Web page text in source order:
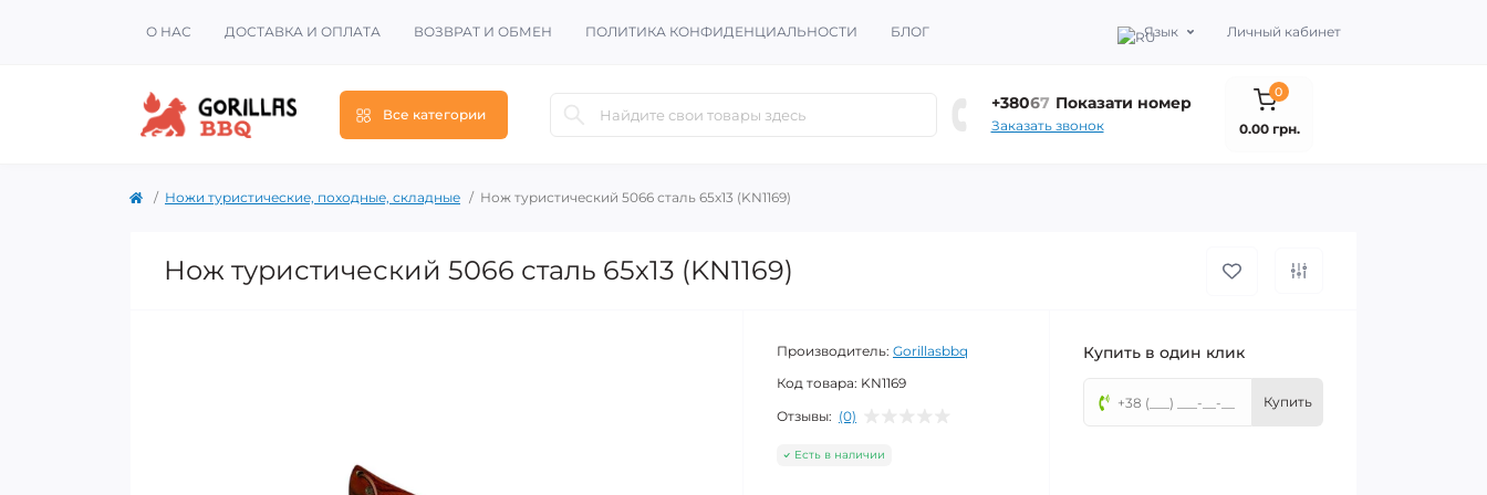
О НАС ДОСТАВКА И ОПЛАТА ВОЗВРАТ И ОБМЕН ПОЛИТИКА КОНФИДЕНЦИАЛЬНОСТИ БЛОГ Язык Личный кабинет
Все категории
+38067 Показати номер
Заказать звонок
0
0.00 грн.
Ножи туристические, походные, складные Нож туристический 5066 сталь 65х13 (KN1169)
Нож туристический 5066 сталь 65х13 (KN1169)
Производитель: Gorillasbbq
Код товара: KN1169
Отзывы: (0)
Есть в наличии
Купить в один клик
Купить